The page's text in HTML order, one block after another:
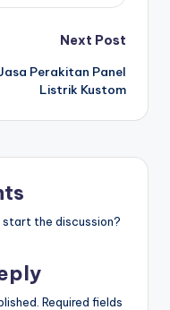
Next Post
Perakitan Panel
Listrik Kustom
start the discussion?
Required fields